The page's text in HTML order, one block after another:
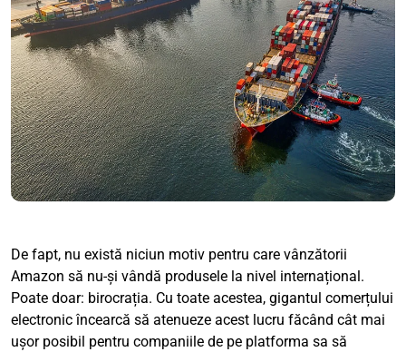
De fapt, nu există niciun motiv pentru care vânzătorii
Amazon să nu-și vândă produsele la nivel internațional.
Poate doar: birocrația. Cu toate acestea, gigantul comerțului
electronic încearcă să atenueze acest lucru făcând cât mai
ușor posibil pentru companiile de pe platforma sa să